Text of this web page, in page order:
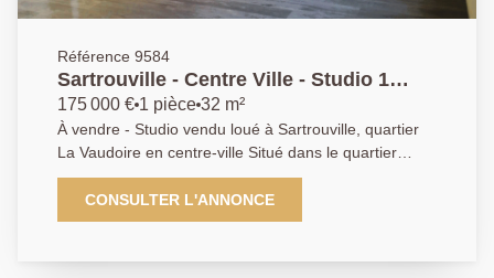
Référence 9584
Sartrouville - Centre Ville - Studio 1
pièce 32.06 m2 avec parking
175 000 € 1 pièce 32 m²
À vendre - Studio vendu loué à Sartrouville, quartier
La Vaudoire en centre-ville Situé dans le quartier
recherché de La Vaudoire à Sartrouville, découvrez ce
studio de 32,06 m² vendu loué, idéal pour un
investissement locatif sécurisé. Au sein d'une
ascenseur, ce bien en rez-de-chaussée sur 4 étages
CONSULTER L'ANNONCE